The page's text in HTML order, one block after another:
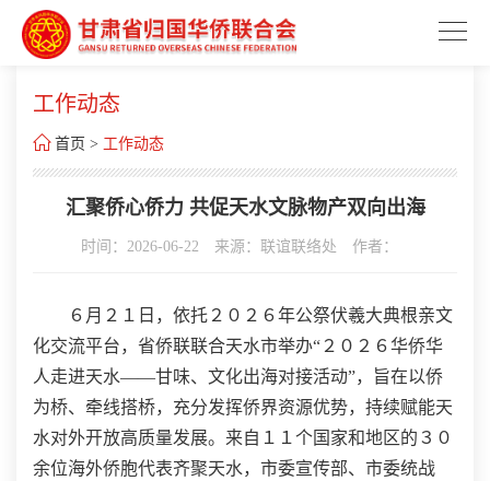
工作动态
 首页 > 工作动态
汇聚侨心侨力 共促天水文脉物产双向出海
时间：2026-06-22 来源：联谊联络处 作者：
６月２１日，依托２０２６年公祭伏羲大典根亲文
化交流平台，省侨联联合天水市举办“２０２６华侨华
人走进天水——甘味、文化出海对接活动”，旨在以侨
为桥、牵线搭桥，充分发挥侨界资源优势，持续赋能天
水对外开放高质量发展。来自１１个国家和地区的３０
余位海外侨胞代表齐聚天水，市委宣传部、市委统战